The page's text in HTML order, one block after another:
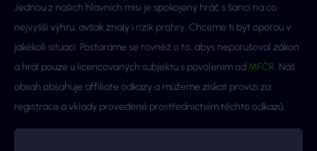
Jednou z našich hlavních misí je spokojený hráč s šancí na co
nejvyšší výhru, avšak znalý i rizik prohry. Chceme ti být oporou v
jakékoli situaci. Postaráme se rovněž o to, abys neporušoval zákon
a hrál pouze u licencovaných subjektů s povolením od MFČR. Náš
obsah obsahuje affiliate odkazy a můžeme získat provizi za
registrace a vklady provedené prostřednictvím těchto odkazů.